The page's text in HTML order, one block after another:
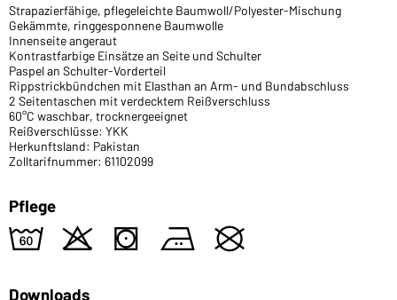
Strapazierfähige, pflegeleichte Baumwoll/Polyester-Mischung
Gekämmte, ringgesponnene Baumwolle
Innenseite angeraut
Kontrastfarbige Einsätze an Seite und Schulter
Paspel an Schulter-Vorderteil
Rippstrickbündchen mit Elasthan an Arm- und Bundabschluss
2 Seitentaschen mit verdecktem Reißverschluss
60°C waschbar, trocknergeeignet
Reißverschlüsse: YKK
Herkunftsland: Pakistan
Zolltarifnummer: 61102099
Pflege
4 o s b U
Downloads